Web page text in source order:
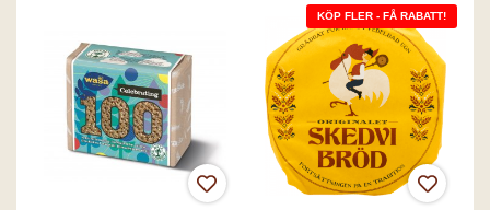
KÖP FLER - FÅ RABATT!